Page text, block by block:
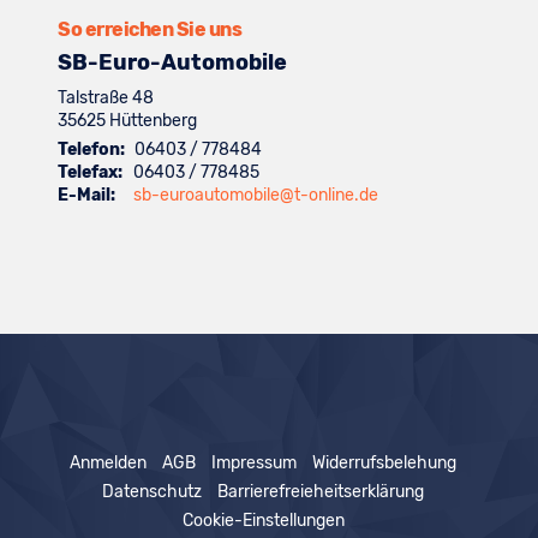
anzeigen
So erreichen Sie uns
SB-Euro-Automobile
Talstraße 48
35625 Hüttenberg
Telefon: 06403 / 778484
Telefax: 06403 / 778485
E-Mail:
sb-euroautomobile@t-online.de
Anmelden AGB Impressum
Widerrufsbelehung
Datenschutz
Barrierefreieheitserklärung
Cookie-Einstellungen